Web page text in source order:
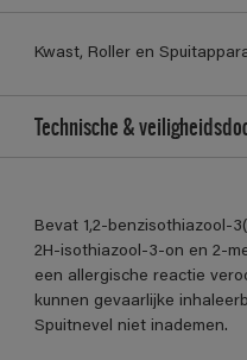
Kwast, Roller en
Technische &
Bevat 1,2-benzisothiazool-
2H-isothiazool-3-on en 2-
een allergische reactie
kunnen gevaarlijke
Spuitnevel niet inademen.